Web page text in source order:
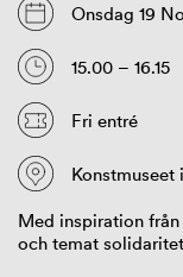
Onsdag 19
15.00 – 16.15
Fri entré
Konstmuseet
Med inspiration
och temat solidaritet